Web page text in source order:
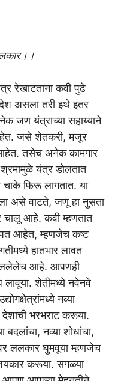
रेखाटताना कवी पुढे
देश असला तरी इथे इतर
जण यंत्राच्या सहाय्याने
जसे शेतकरी, मजूर
तसेच अनेक कामगार
यंत्र डोलतात
फिरू लागतात. या
असे वाटते, जणू हा नुसता
चालू आहे. कवी म्हणतात
आहेत, म्हणजेच कष्ट
हातभार लावत
आहे. आपणही
लावूया. शेतीमध्ये नवेनवे
नव्या
भरभराट करूया.
बदलांचा, नव्या शोधांचा,
ललकार घुमवूया म्हणजेच
करूया. सगळ्या